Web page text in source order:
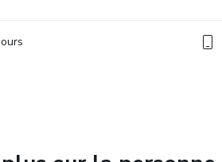
supprimant les blocages
prospérité. Elles nous